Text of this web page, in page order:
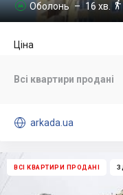
 Оболонь– 16 хв. 
Ціна
Всі квартири продані
 arkada.ua
ВСІ КВАРТИРИ ПРОДАНІ